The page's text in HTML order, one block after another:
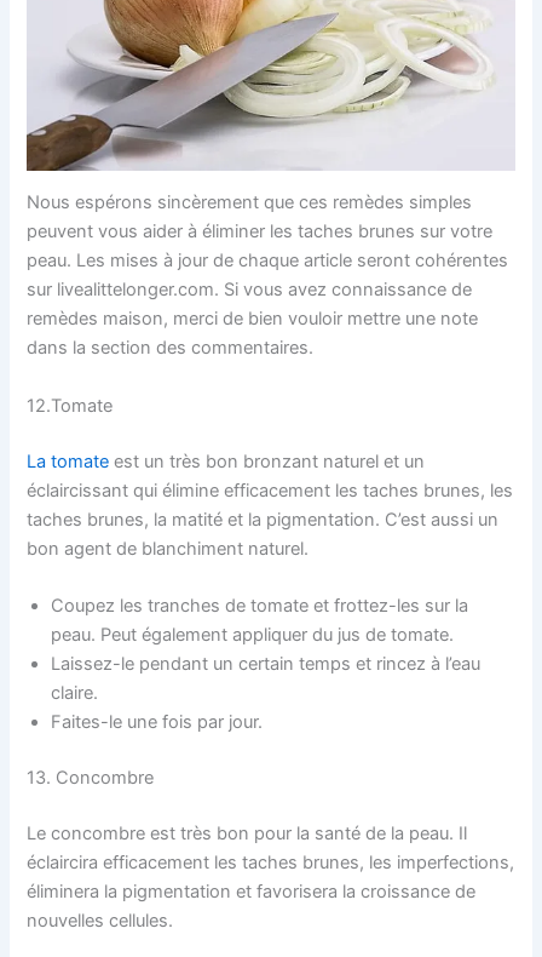
Nous espérons sincèrement que ces remèdes simples
peuvent vous aider à éliminer les taches brunes sur votre
peau. Les mises à jour de chaque article seront cohérentes
sur livealittelonger.com. Si vous avez connaissance de
remèdes maison, merci de bien vouloir mettre une note
dans la section des commentaires.
12.Tomate
La tomateest un très bon bronzant naturel et un
éclaircissant qui élimine efficacement les taches brunes, les
taches brunes, la matité et la pigmentation. C’est aussi un
bon agent de blanchiment naturel.
Coupez les tranches de tomate et frottez-les sur la
peau. Peut également appliquer du jus de tomate.
Laissez-le pendant un certain temps et rincez à l’eau
claire.
Faites-le une fois par jour.
13. Concombre
Le concombre est très bon pour la santé de la peau. Il
éclaircira efficacement les taches brunes, les imperfections,
éliminera la pigmentation et favorisera la croissance de
nouvelles cellules.